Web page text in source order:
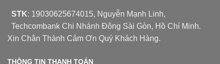
STK: 19030625674015, Nguyễn Mạnh Linh,
Techcombank Chi Nhánh Đông Sài Gòn, Hồ Chí Minh.
Xin Chân Thành Cảm Ơn Quý Khách Hàng.
THÔNG TIN THANH TOÁN